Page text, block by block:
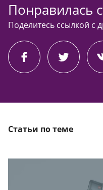
Понравилась
Поделитесь ссылкой с
Статьи по теме